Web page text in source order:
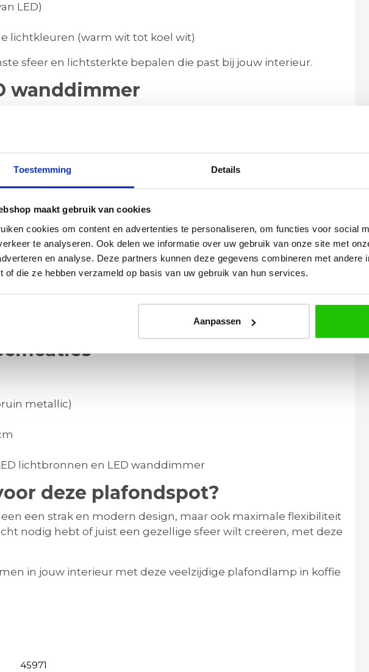
Toestemming Details
maakt gebruik van cookies
cookies om content en advertenties te personaliseren, om functies voor social
te analyseren. Ook delen we informatie over uw gebruik van onze site met
en analyse. Deze partners kunnen deze gegevens combineren met andere
of die ze hebben verzameld op basis van uw gebruik van hun services.
Aanpassen
LED)
lichtkleuren (warm wit tot koel wit)
sfeer en lichtsterkte bepalen die past bij jouw interieur.
wanddimmer
sfeer in huis? Deze plafondspot is uitstekend dimbaar in
LED lichtbronnen en een geschikte LED wanddimmer.
aan, van helder werklicht tot een warme, gezellige
slaapkamers of elke ruimte waar sfeer belangrijk is.
toepasbaar
uitstraling is deze 3-lichts plafondspot perfect voor:
en functionaliteit is dit armatuur een echte alleskunner.
metallic)
lichtbronnen en LED wanddimmer
deze plafondspot?
een strak en modern design, maar ook maximale flexibiliteit
nodig hebt of juist een gezellige sfeer wilt creëren, met deze
in jouw interieur met deze veelzijdige plafondlamp in koffie
45971